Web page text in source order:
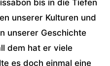
bis in die Tiefen
unserer Kulturen und
unserer Geschichte
dem hat er viele
es doch einmal eine